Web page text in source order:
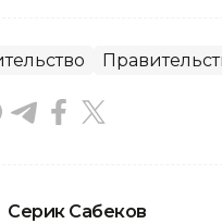
Серик Сабеков